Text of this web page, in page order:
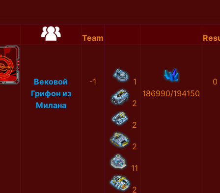
Team
Вековой
Грифон из
Милана
-1 1
2
2
2
11
2
186990/194150
0